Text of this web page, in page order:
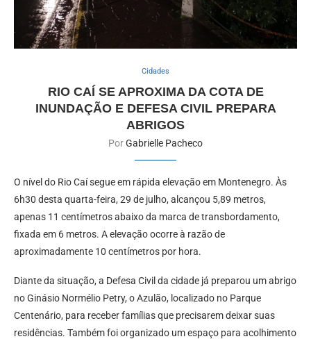
Cidades
RIO CAÍ SE APROXIMA DA COTA DE
INUNDAÇÃO E DEFESA CIVIL PREPARA
ABRIGOS
PorGabrielle Pacheco
O nível do Rio Caí segue em rápida elevação em Montenegro. Às
6h30 desta quarta-feira, 29 de julho, alcançou 5,89 metros,
apenas 11 centímetros abaixo da marca de transbordamento,
fixada em 6 metros. A elevação ocorre à razão de
aproximadamente 10 centímetros por hora.
Diante da situação, a Defesa Civil da cidade já preparou um abrigo
no Ginásio Normélio Petry, o Azulão, localizado no Parque
Centenário, para receber famílias que precisarem deixar suas
residências. Também foi organizado um espaço para acolhimento